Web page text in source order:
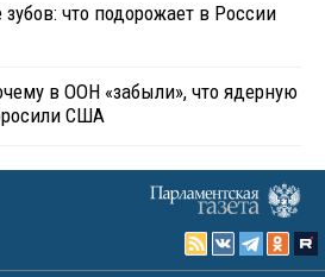
что подорожает в России
в ООН «забыли», что ядерную
США